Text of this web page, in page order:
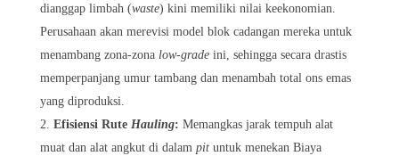
dianggap limbah (waste) kini memiliki nilai keekonomian.
Perusahaan akan merevisi model blok cadangan mereka untuk
menambang zona-zona low-grade ini, sehingga secara drastis
memperpanjang umur tambang dan menambah total ons emas
yang diproduksi.
Efisiensi Rute Hauling: Memangkas jarak tempuh alat
muat dan alat angkut di dalam pit untuk menekan Biaya